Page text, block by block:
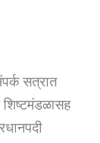
सत्रात
शिष्टमंडळासह